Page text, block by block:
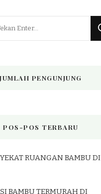
JUMLAH PENGUNJUNG
POS-POS TERBARU
RUANGAN BAMBU DI
BAMBU TERMURAH DI